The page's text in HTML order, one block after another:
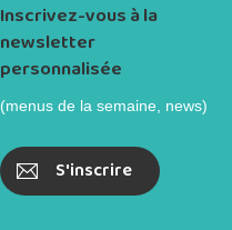
Inscrivez-vous à la
newsletter
personnalisée
(menus de la semaine, news)
S'inscrire